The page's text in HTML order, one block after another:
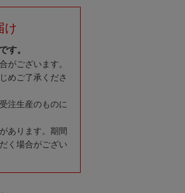
け
す。
がございます。
めご了承くださ
注生産のものに
あります。期間
く場合がござい